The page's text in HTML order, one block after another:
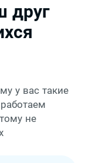
друг
у вас такие
не